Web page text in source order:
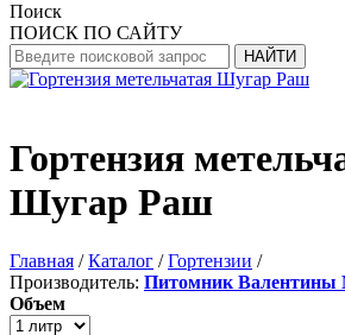
Поиск
ПОИСК ПО САЙТУ
НАЙТИ
Гортензия
Шугар Раш
Главная /Каталог /Гортензии /
Производитель: Питомник Валентины
Объем